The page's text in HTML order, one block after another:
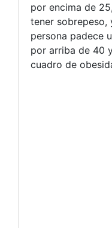
por encima de
tener sobrepeso,
persona padece
por arriba de 40
cuadro de